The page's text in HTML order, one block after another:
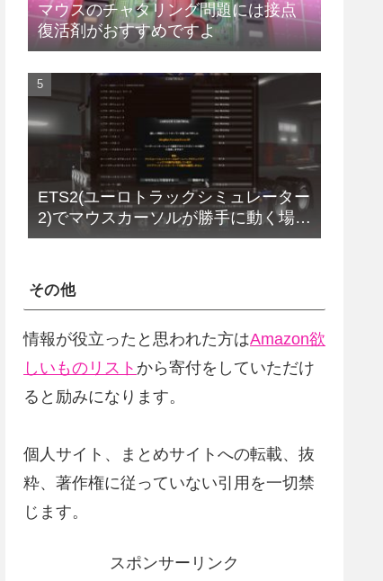
マウスのチャタリング問題には接点
復活剤がおすすめですよ
ETS2(ユーロトラックシミュレーター
2)でマウスカーソルが勝手に動く場合
の解決法(改定版)
その他
情報が役立ったと思われた方はAmazon欲
しいものリスト から寄付をしていただけ
ると励みになります。
個人サイト、まとめサイトへの転載、抜
粋、著作権に従っていない引用を一切禁
じます。
スポンサーリンク